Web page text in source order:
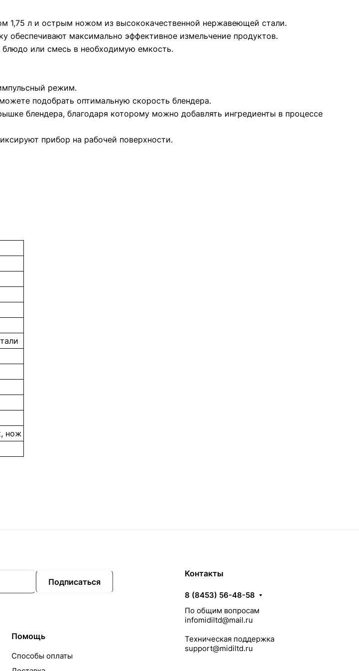
1,75 л и острым ножом из высококачественной нержавеющей стали.
максимально эффективное измельчение продуктов.
блюдо или смесь в необходимую емкость.
режим.
подобрать оптимальную скорость блендера.
блендера, благодаря которому можно добавлять ингредиенты в процессе
прибор на рабочей поверхности.
нож
Подписаться
Помощь
Способы оплаты
Контакты
8 (8453) 56-48-58
По общим вопросам
infomidiltd@mail.ru
Техническая поддержка
support@midiltd.ru